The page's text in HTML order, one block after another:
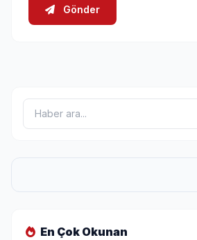
Gönder
En Çok Okunan